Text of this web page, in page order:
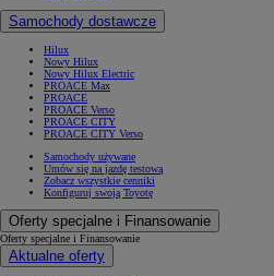
Samochody dostawcze
Hilux
Nowy Hilux
Nowy Hilux Electric
PROACE Max
PROACE
PROACE Verso
PROACE CITY
PROACE CITY Verso
Samochody używane
Umów się na jazdę testową
Zobacz wszystkie cenniki
Konfiguruj swoją Toyotę
Oferty specjalne i Finansowanie
Oferty specjalne i Finansowanie
Aktualne oferty